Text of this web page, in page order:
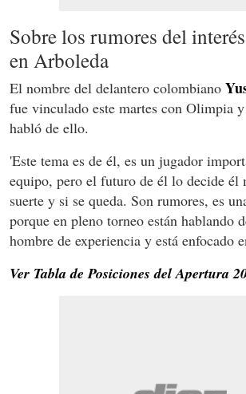
Sobre los rumores del
en Arboleda
El nombre del delantero colombiano
fue vinculado este martes con Olimpia
habló de ello.
'Este tema es de él, es un jugador
equipo, pero el futuro de él lo decide él
suerte y si se queda. Son rumores, es
porque en pleno torneo están hablando
hombre de experiencia y está enfocado
Ver Tabla de Posiciones del Apertura